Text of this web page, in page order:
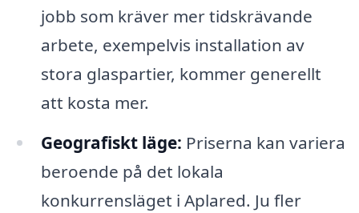
jobb som kräver mer tidskrävande
arbete, exempelvis installation av
stora glaspartier, kommer generellt
att kosta mer.
Geografiskt läge: Priserna kan variera
beroende på det lokala
konkurrensläget i Aplared. Ju fler